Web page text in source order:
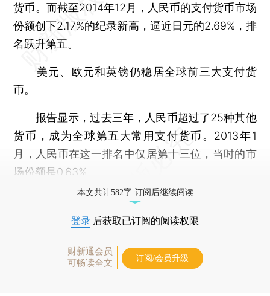
货币。而截至2014年12月，人民币的支付货币市场
份额创下2.17%的纪录新高，逼近日元的2.69%，排
名跃升第五。
美元、欧元和英镑仍稳居全球前三大支付货
币。
报告显示，过去三年，人民币超过了25种其他
货币，成为全球第五大常用支付货币。2013年1
月，人民币在这一排名中仅居第十三位，当时的市
场份额是0.63%。
本文共计582字 订阅后继续阅读
登录 后获取已订阅的阅读权限
财新通会员
可畅读全文
订阅/会员升级